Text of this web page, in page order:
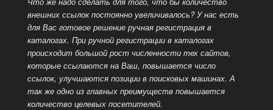
внешних ссылок постоянно увеличивалось? У нас есть
для Вас готовое решение ручная регистрация в
каталогах. При ручной регистрации в каталогах
происходит большой рост численности тех сайтов,
которые ссылаются на Ваш, повышается число
ссылок, улучшаются позиции в поисковых машинах. А
так же одно из главных преимуществ повышается
количество целевых посетителей.